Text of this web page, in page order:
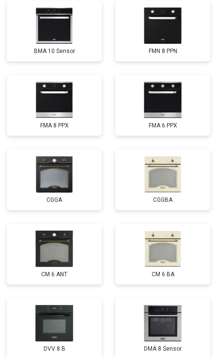
BMA 10 Sensor FMN 8 PPN
FMA 8 PPX FMA 6 PPX
CGGA CGGBA
CM 6 ANT CM 6 BA
DVV 8 B DMA 8 Sensor